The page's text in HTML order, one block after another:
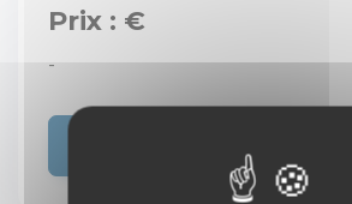
Prix : €
-